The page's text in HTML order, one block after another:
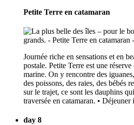
Petite Terre en catamaran
Journée riche en sensations et en
postale. Petite Terre est une
marine. On y rencontre des
des poissons, des raies, des bébés
sur le trajet, ce sont les dauphins
traversée en catamaran. •
day 8